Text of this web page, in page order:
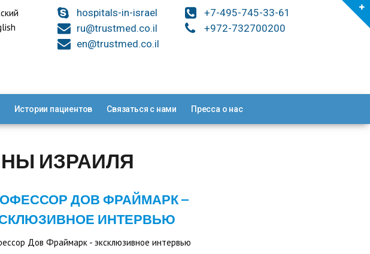
hospitals-in-israel
ru@trustmed.co.il
en@trustmed.co.il
+7-495-745-33-61
+972-732700200
Истории пациентов Связаться с нами Пресса о нас
ИЗРАИЛЯ
ДОВ ФРАЙМАРК –
ИНТЕРВЬЮ
Дов Фраймарк - эксклюзивное интервью